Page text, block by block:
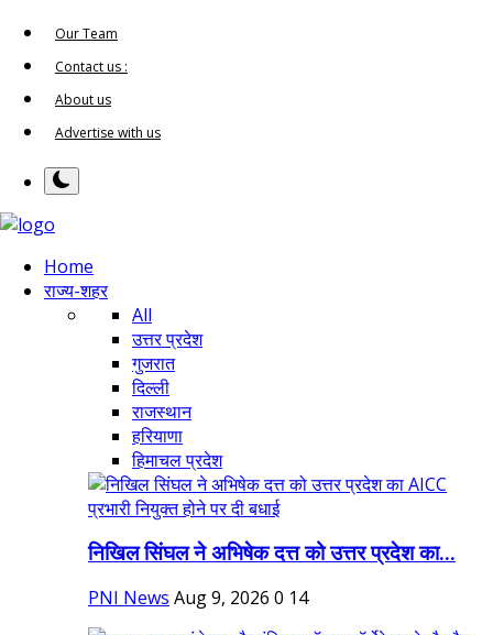
Our Team
Contact us :
About us
Advertise with us
Home
राज्य-शहर
All
उत्तर प्रदेश
गुजरात
दिल्ली
राजस्थान
हरियाणा
हिमाचल प्रदेश
निखिल सिंघल ने अभिषेक दत्त को उत्तर प्रदेश का...
PNI News Aug 9, 2026 0 14